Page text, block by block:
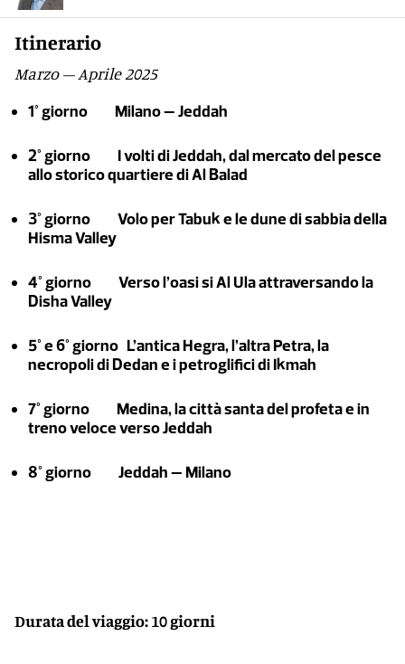
Itinerario
Marzo – Aprile 2025
1° giorno Milano – Jeddah
2° giorno I volti di Jeddah, dal mercato del pesce
allo storico quartiere di Al Balad
3° giorno Volo per Tabuk e le dune di sabbia della
Hisma Valley
4° giorno Verso l’oasi si Al Ula attraversando la
Disha Valley
5° e 6° giorno L’antica Hegra, l’altra Petra, la
necropoli di Dedan e i petroglifici di Ikmah
7° giorno Medina, la città santa del profeta e in
treno veloce verso Jeddah
8° giorno Jeddah – Milano
Durata del viaggio: 10 giorni